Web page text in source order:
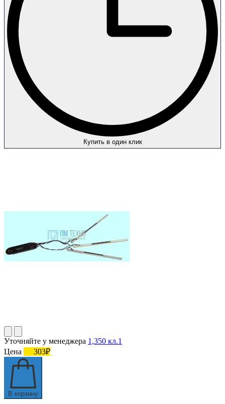
Купить в один клик
Уточняйте у менеджера 1,350 кл.1
Цена
303₽
В корзину